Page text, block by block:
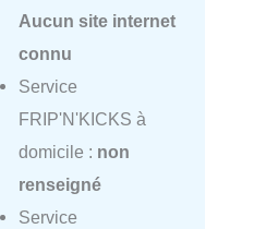
Aucun site internet
connu
Service
FRIP'N'KICKS à
domicile : non
renseigné
Service